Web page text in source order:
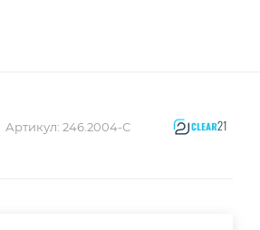
Артикул: 246.2004-С